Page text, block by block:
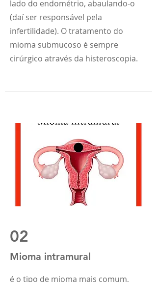
lado do endométrio, abaulando-o
(daí ser responsável pela
infertilidade). O tratamento do
mioma submucoso é sempre
cirúrgico através da histeroscopia.
02
Mioma intramural
é o tipo de mioma mais comum,